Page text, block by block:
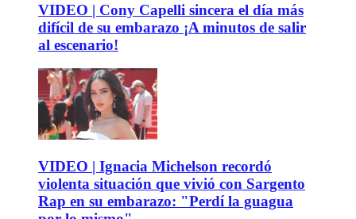
VIDEO | Cony Capelli sincera el día más
difícil de su embarazo ¡A minutos de salir
al escenario!
VIDEO | Ignacia Michelson recordó
violenta situación que vivió con Sargento
Rap en su embarazo: "Perdí la guagua